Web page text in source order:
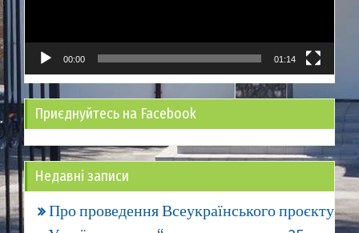
00:00 01:14
Приєднуйтесь на Facebook
Недавні записи
Про проведення Всеукраїнського проєкту